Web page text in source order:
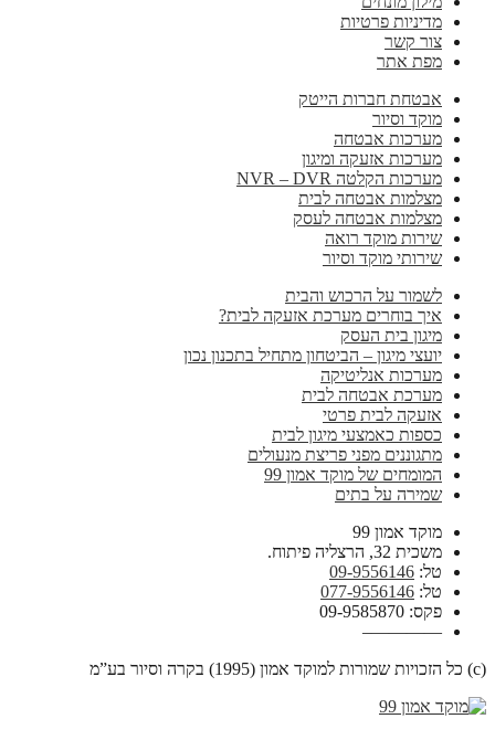
מדיניות פרטיות
צור קשר
מפת אתר
אבטחת חברות הייטק
מוקד וסיור
מערכות אבטחה
מערכות אזעקה ומיגון
מערכות הקלטה NVR – DVR
מצלמות אבטחה לבית
מצלמות אבטחה לעסק
שירות מוקד רואה
שירותי מוקד וסיור
לשמור על הרכוש והבית
איך בוחרים מערכת אזעקה לבית?
מיגון בית העסק
יועצי מיגון – הביטחון מתחיל בתכנון נכון
מערכות אנליטיקה
מערכת אבטחה לבית
אזעקה לבית פרטי
כספות כאמצעי מיגון לבית
מתגוננים מפני פריצת מנעולים
המומחים של מוקד אמון 99
שמירה על בתים
מוקד אמון 99
משכית 32, הרצליה פיתוח.
טל: 09-9556146
טל: 077-9556146
פקס: 09-9585870
————–
(c) כל הזכויות שמורות למוקד אמון (1995) בקרה וסיור בע”מ